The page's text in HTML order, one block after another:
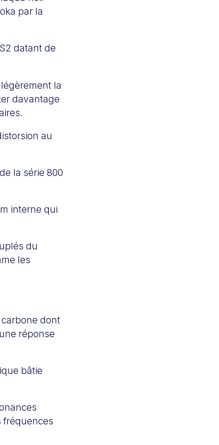
par la
datant de
la
davantage
au
la série 800
interne qui
du
les
dont
réponse
bâtie
fréquences